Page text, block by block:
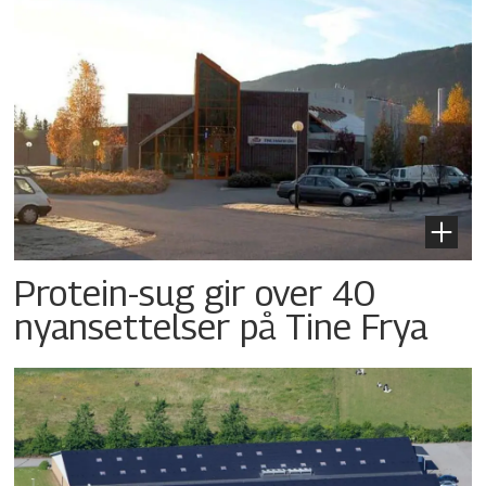
Protein-sug gir over 40
nyansettelser på Tine Frya